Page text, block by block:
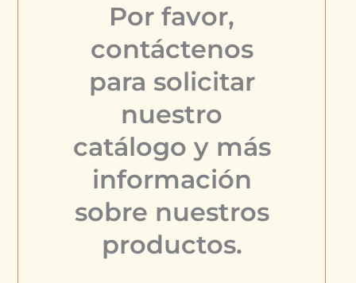
Por favor,
contáctenos
para solicitar
nuestro
catálogo y más
información
sobre nuestros
productos.